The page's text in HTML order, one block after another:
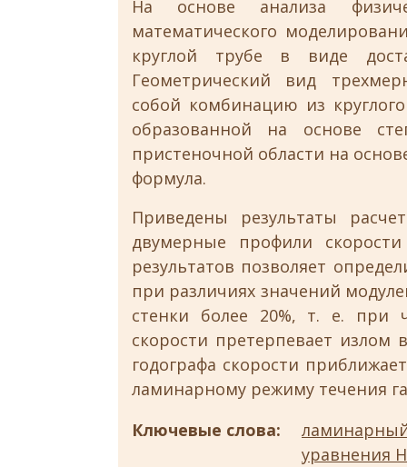
На основе анализа
математического
круглой трубе в виде
Геометрический вид
собой комбинацию из
образованной на основе
пристеночной области на
формула.
Приведены результаты
двумерные профили
результатов позволяет
при различиях значений
стенки более 20%, т. е. при
скорости претерпевает излом
годографа скорости
ламинарному режиму течения
Ключевые слова:
уравнения